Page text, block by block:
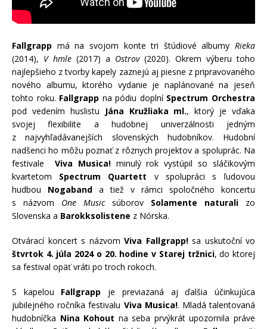
Fallgrapp má na svojom konte tri štúdiové albumy Rieka
(2014), V hmle (2017) a Ostrov(2020). Okrem výberu toho
najlepšieho z tvorby kapely zaznejú aj piesne z pripravovaného
nového albumu, ktorého vydanie je naplánované na jeseň
tohto roku. Fallgrapp na pódiu doplní Spectrum Orchestra
pod vedením huslistu
Jána Kružliaka ml., ktorý je vďaka
svojej flexibilite a hudobnej univerzálnosti jedným
z najvyhľadávanejších slovenských hudobníkov. Hudobní
nadšenci ho môžu poznať z rôznych projektov a spoluprác. Na
festivale Viva Musica!minulý rok vystúpil so sláčikovým
kvartetom Spectrum Quartett v spolupráci s ľudovou
hudbou Nogaband a tiež v rámci spoločného koncertu
s názvom One Musicsúborov Solamente naturali zo
Slovenska a Barokksolistene z Nórska.
Otvárací koncert s názvom Viva Fallgrapp!sa uskutoční vo
štvrtok 4. júla 2024 o 20. hodine v Starej tržnici, do ktorej
sa festival opäť vráti po troch rokoch.
S kapelou Fallgrapp je previazaná aj ďalšia účinkujúca
jubilejného ročníka festivalu Viva Musica!. Mladá talentovaná
hudobníčka Nina Kohout na seba prvýkrát upozornila práve